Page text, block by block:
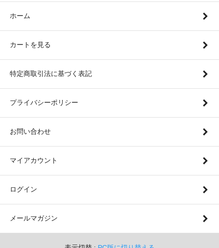
ホーム
カートを見る
特定商取引法に基づく表記
プライバシーポリシー
お問い合わせ
マイアカウント
ログイン
メールマガジン